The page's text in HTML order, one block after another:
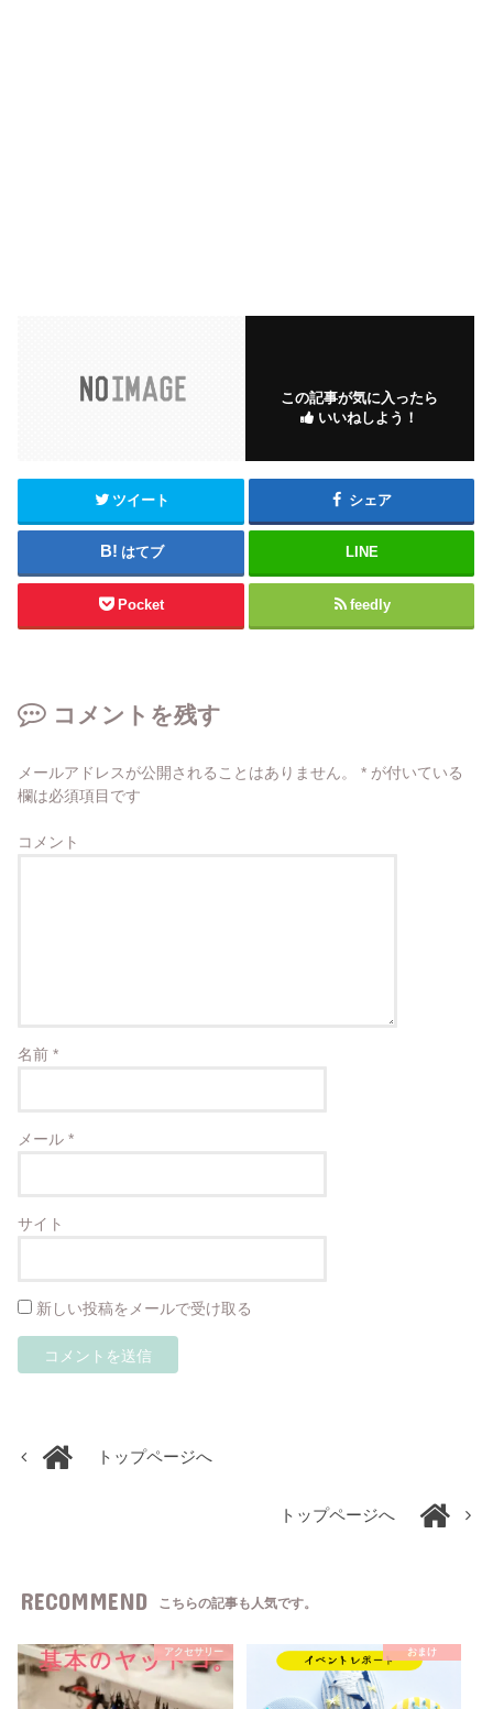
この記事が気に入ったら
いいねしよう！
ツイート シェア
はてブ LINE
Pocket feedly
コメントを残す
メールアドレスが公開されることはありません。 * が付いている
欄は必須項目です
コメント
名前*
メール*
サイト
新しい投稿をメールで受け取る
トップページへ
トップページへ
RECOMMEND こちらの記事も人気です。
アクセサリー おまけ